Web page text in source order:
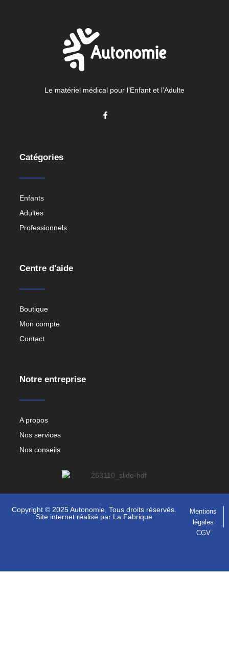
Le matériel médical pour l’Enfant et l’Adulte
Catégories
Enfants
Adultes
Professionnels
Centre d'aide
Boutique
Mon compte
Contact
Notre entreprise
A propos
Nos services
Nos conseils
Copyright © 2025 Autonomie, Tous droits réservés.
Site internet réalisé par La Fabrique
Mentions
légales
CGV